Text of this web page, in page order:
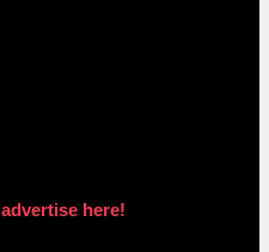
advertise here!